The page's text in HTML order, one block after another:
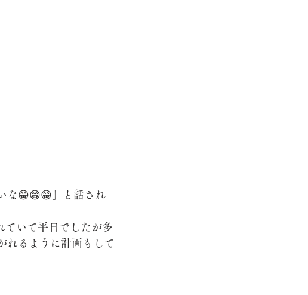
な😁😁😁」と話され
ていて平日でしたが多
れるように計画もして